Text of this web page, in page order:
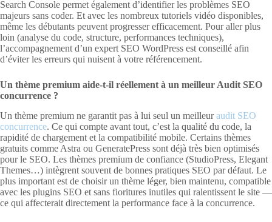
Search Console permet également d’identifier les problèmes SEO
majeurs sans coder. Et avec les nombreux tutoriels vidéo disponibles,
même les débutants peuvent progresser efficacement. Pour aller plus
loin (analyse du code, structure, performances techniques),
l’accompagnement d’un expert SEO WordPress est conseillé afin
d’éviter les erreurs qui nuisent à votre référencement.
Un thème premium aide-t-il réellement à un meilleur Audit SEO
concurrence ?
Un thème premium ne garantit pas à lui seul un meilleuraudit SEO
concurrence. Ce qui compte avant tout, c’est la qualité du code, la
rapidité de chargement et la compatibilité mobile. Certains thèmes
gratuits comme Astra ou GeneratePress sont déjà très bien optimisés
pour le SEO. Les thèmes premium de confiance (StudioPress, Elegant
Themes…) intègrent souvent de bonnes pratiques SEO par défaut. Le
plus important est de choisir un thème léger, bien maintenu, compatible
avec les plugins SEO et sans fioritures inutiles qui ralentissent le site —
ce qui affecterait directement la performance face à la concurrence.